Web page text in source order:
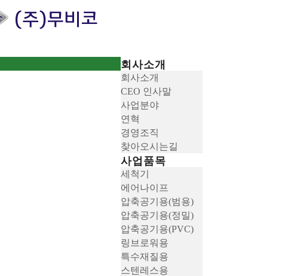
회사소개
회사소개
CEO 인사말
사업분야
연혁
경영조직
찾아오시는길
사업품목
세척기
에어나이프
압축공기용(범용)
압축공기용(정밀)
압축공기용(PVC)
링브로워용
특수재질용
스텐레스용